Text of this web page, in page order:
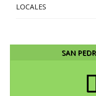
LOCALES
SAN